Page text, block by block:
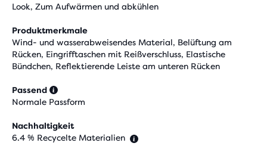
Look, Zum Aufwärmen und abkühlen
Produktmerkmale
Wind- und wasserabweisendes Material, Belüftung am
Rücken, Eingrifftaschen mit Reißverschluss, Elastische
Bündchen, Reflektierende Leiste am unteren Rücken
Passend
Normale Passform
Nachhaltigkeit
6.4 % Recycelte Materialien